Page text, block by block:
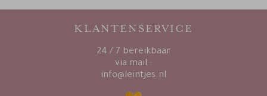
KLANTENSERVICE
24 / 7 bereikbaar
via mail :
info@leintjes.nl